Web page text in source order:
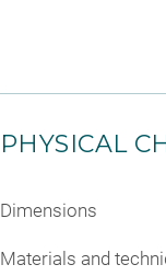
PHYSICAL
Dimensions
Materials and